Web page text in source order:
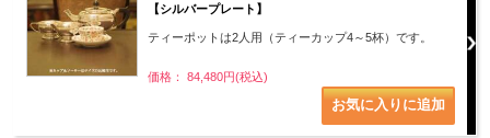
【シルバープレート】
ティーポットは2人用（ティーカップ4～5杯）です。
価格： 84,480円(税込)